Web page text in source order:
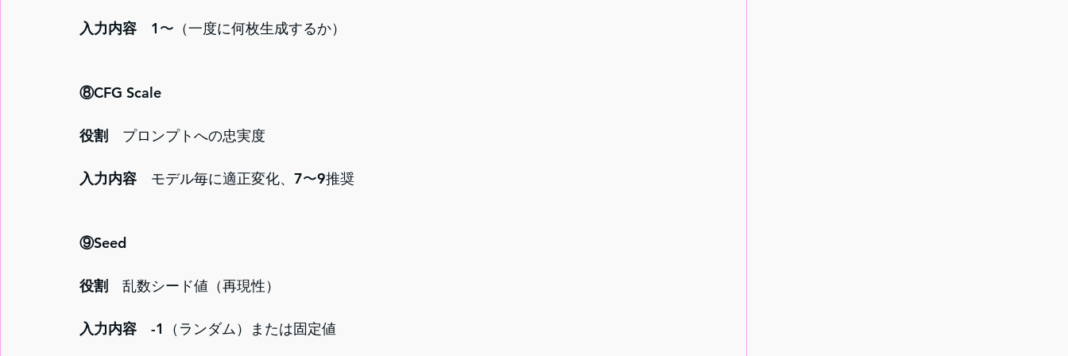
入力内容 1〜（一度に何枚生成するか）
⑧CFG Scale
役割 プロンプトへの忠実度
入力内容 モデル毎に適正変化、7〜9推奨
⑨Seed
役割 乱数シード値（再現性）
入力内容 -1（ランダム）または固定値